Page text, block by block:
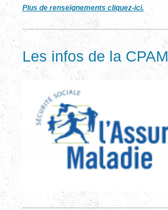
Plus de renseignements cliquez-ici.
Les infos de la CPAM